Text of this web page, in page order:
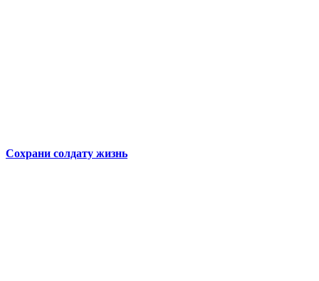
Сохрани солдату жизнь